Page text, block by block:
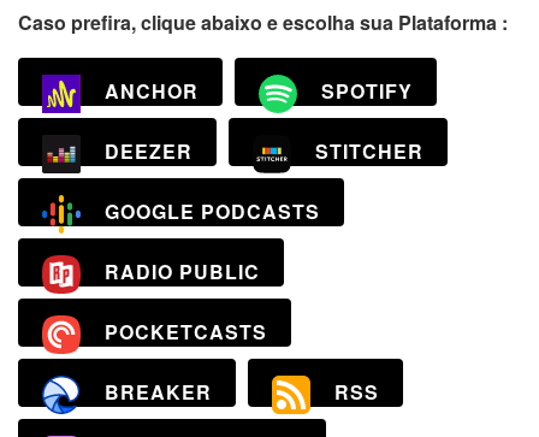
Caso prefira, clique abaixo e escolha sua Plataforma :
ANCHOR SPOTIFY
DEEZER STITCHER
GOOGLE PODCASTS
RADIO PUBLIC
POCKETCASTS
BREAKER RSS